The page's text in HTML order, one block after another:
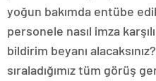
yoğun bakımda entübe
personele nasıl imza
bildirim beyanı
sıraladığımız tüm görüş